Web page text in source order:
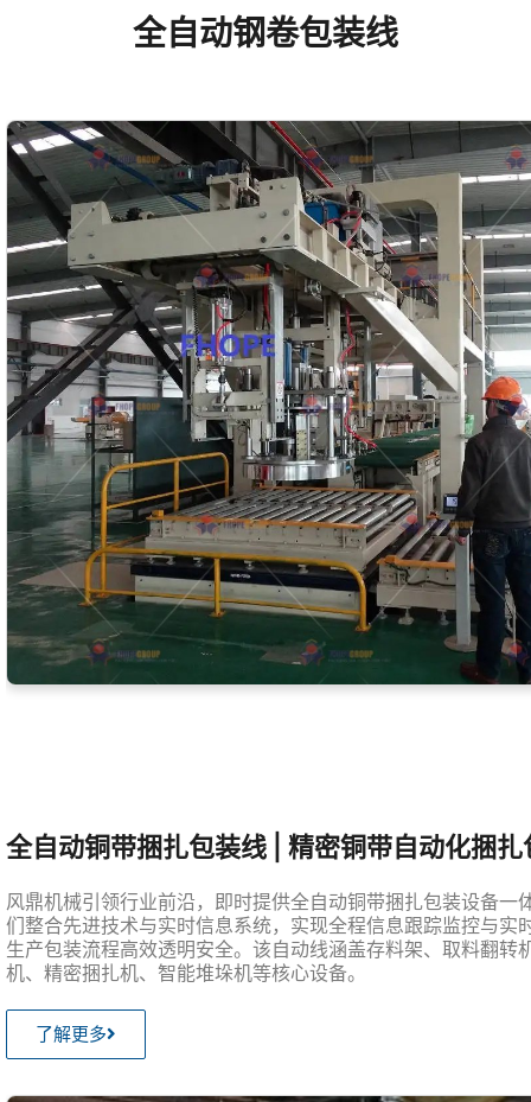
全自动钢卷包装线
全自动铜带捆扎包装线 | 精密铜带自动化捆
风鼎机械引领行业前沿，即时提供全自动铜带捆扎包装设备一
们整合先进技术与实时信息系统，实现全程信息跟踪监控与实
生产包装流程高效透明安全。该自动线涵盖存料架、取料翻转
机、精密捆扎机、智能堆垛机等核心设备。
了解更多